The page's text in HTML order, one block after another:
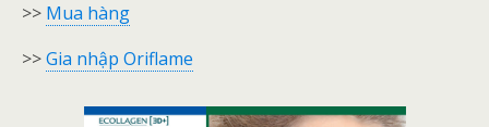
>> Mua hàng
>>Gia nhập Oriflame